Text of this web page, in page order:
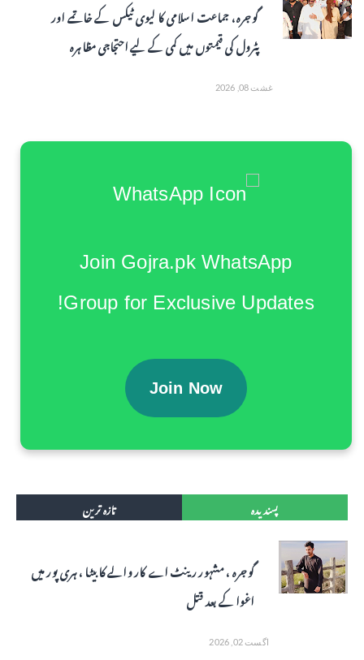
گوجرہ، جماعت اسلامی کا لیوی ٹیکس کے خاتمے اور
پٹرول کی قیمتوں میں کمی کے لیے احتجاجی مظاہرہ
غشت 08, 2026
Join Gojra.pk WhatsApp
Group for Exclusive Updates!
Join Now
پسندیدہ تازہ ترین
گوجرہ ، مشہور رینٹ اے کار والے کا بیٹا ، ہری پور میں
اغوا کے بعد قتل
اگست 02, 2026